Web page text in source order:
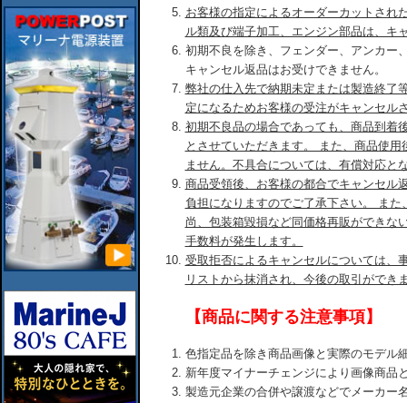
お客様の指定によるオーダーカットされ
ル類及び端子加工、エンジン部品は、キ
初期不良を除き、フェンダー、アンカー
キャンセル返品はお受けできません。
弊社の仕入先で納期未定または製造終了
定になるためお客様の受注がキャンセル
初期不良品の場合であっても、商品到着
とさせていただきます。 また、商品使
ません。不具合については、有償対応と
商品受領後、お客様の都合でキャンセル
負担になりますのでご了承下さい。 ま
尚、包装箱毀損など同価格再販ができな
手数料が発生します。
受取拒否によるキャンセルについては、
リストから抹消され、今後の取引ができ
【商品に関する注意事項】
色指定品を除き商品画像と実際のモデル
新年度マイナーチェンジにより画像商品
製造元企業の合併や譲渡などでメーカー